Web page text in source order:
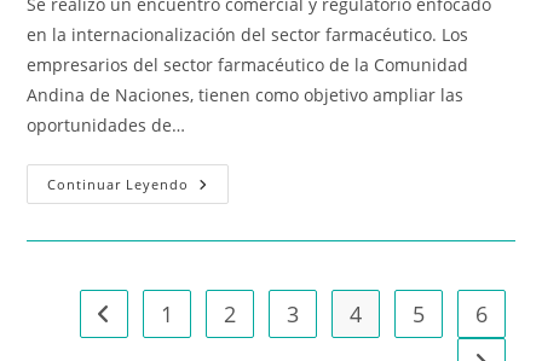
en la internacionalización del sector farmacéutico. Los
empresarios del sector farmacéutico de la Comunidad
Andina de Naciones, tienen como objetivo ampliar las
oportunidades de…
Continuar Leyendo
1 2 3 4 5 6